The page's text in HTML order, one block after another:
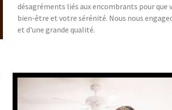
désagréments liés aux encombrants pour que
bien-être et votre sérénité. Nous nous
et d'une grande qualité.